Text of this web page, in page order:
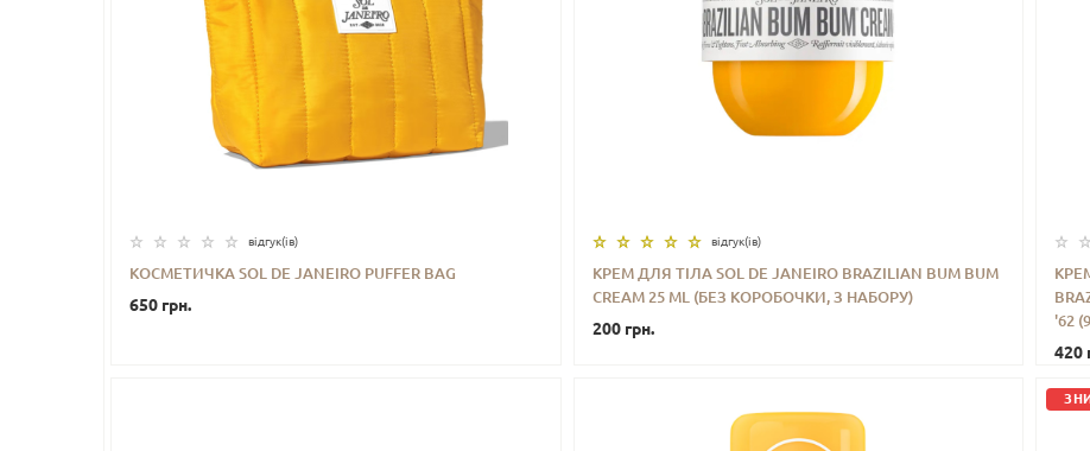
відгук(iв)
КОСМЕТИЧКА SOL DE JANEIRO PUFFER BAG
650 грн.
відгук(iв)
КРЕМ ДЛЯ ТІЛА SOL DE JANEIRO BRAZILIAN BUM BUM
CREAM 25 ML (БЕЗ КОРОБОЧКИ, З НАБОРУ)
200 грн.
'62
420
-